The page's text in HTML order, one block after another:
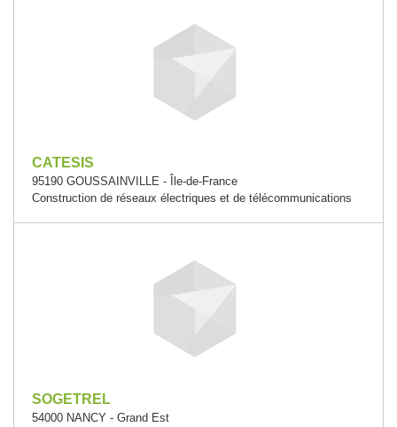
CATESIS
95190 GOUSSAINVILLE - Île-de-France
Construction de réseaux électriques et de télécommunications
SOGETREL
54000 NANCY - Grand Est